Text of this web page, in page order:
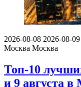
2026-08-08 2026-08-09
Москва Москва
Топ-10
и 9 августа в